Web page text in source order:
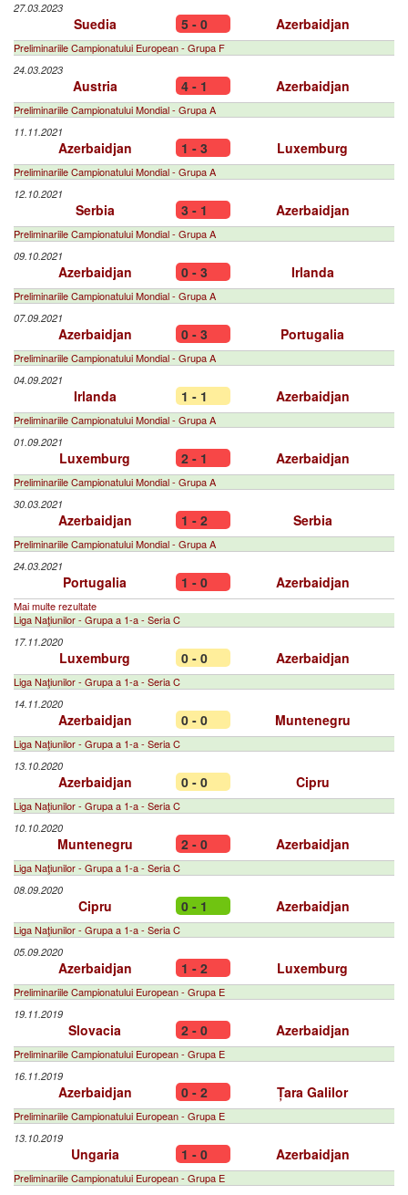
27.03.2023
Suedia 5 - 0 Azerbaidjan
Preliminariile Campionatului European - Grupa F
24.03.2023
Austria 4 - 1 Azerbaidjan
Preliminariile Campionatului Mondial - Grupa A
11.11.2021
Azerbaidjan 1 - 3 Luxemburg
Preliminariile Campionatului Mondial - Grupa A
12.10.2021
Serbia 3 - 1 Azerbaidjan
Preliminariile Campionatului Mondial - Grupa A
09.10.2021
Azerbaidjan 0 - 3 Irlanda
Preliminariile Campionatului Mondial - Grupa A
07.09.2021
Azerbaidjan 0 - 3 Portugalia
Preliminariile Campionatului Mondial - Grupa A
04.09.2021
Irlanda 1 - 1 Azerbaidjan
Preliminariile Campionatului Mondial - Grupa A
01.09.2021
Luxemburg 2 - 1 Azerbaidjan
Preliminariile Campionatului Mondial - Grupa A
30.03.2021
Azerbaidjan 1 - 2 Serbia
Preliminariile Campionatului Mondial - Grupa A
24.03.2021
Portugalia 1 - 0 Azerbaidjan
Mai multe rezultate
Liga Naţiunilor - Grupa a 1-a - Seria C
17.11.2020
Luxemburg 0 - 0 Azerbaidjan
Liga Naţiunilor - Grupa a 1-a - Seria C
14.11.2020
Azerbaidjan 0 - 0 Muntenegru
Liga Naţiunilor - Grupa a 1-a - Seria C
13.10.2020
Azerbaidjan 0 - 0 Cipru
Liga Naţiunilor - Grupa a 1-a - Seria C
10.10.2020
Muntenegru 2 - 0 Azerbaidjan
Liga Naţiunilor - Grupa a 1-a - Seria C
08.09.2020
Cipru 0 - 1 Azerbaidjan
Liga Naţiunilor - Grupa a 1-a - Seria C
05.09.2020
Azerbaidjan 1 - 2 Luxemburg
Preliminariile Campionatului European - Grupa E
19.11.2019
Slovacia 2 - 0 Azerbaidjan
Preliminariile Campionatului European - Grupa E
16.11.2019
Azerbaidjan 0 - 2 Țara Galilor
Preliminariile Campionatului European - Grupa E
13.10.2019
Ungaria 1 - 0 Azerbaidjan
Preliminariile Campionatului European - Grupa E